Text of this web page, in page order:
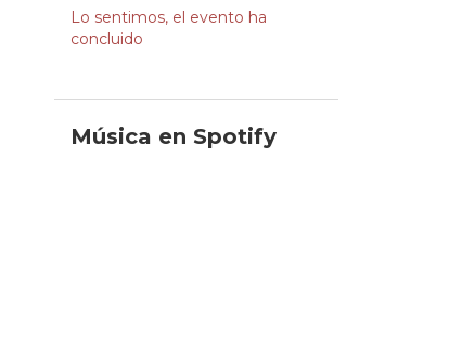
Lo sentimos, el evento ha
concluido
Música en Spotify